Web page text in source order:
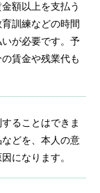
額以上を支払う
訓練などの時間
が必要です。予
賃金や残業代も
ることはできま
どを、本人の意
になります。